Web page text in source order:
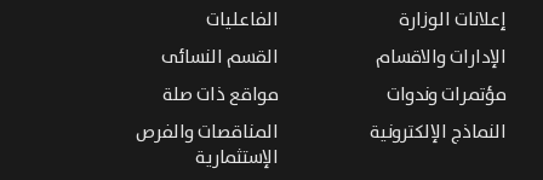
إعلانات الوزارة
الفاعليات
الإدارات والاقسام
القسم النسائى
مؤتمرات وندوات
مواقع ذات صلة
النماذج الإلكترونية
المناقصات والفرص
الإستثمارية